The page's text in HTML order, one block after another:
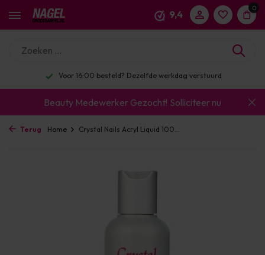
9,4
0
Voor 16:00 besteld? Dezelfde werkdag verstuurd
Beauty Medewerker Gezocht! Solliciteer nu
Terug Home Crystal Nails Acryl Liquid 100...